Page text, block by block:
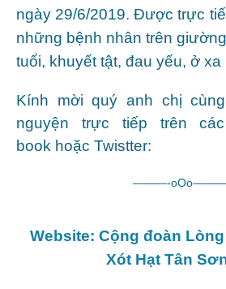
ngày 29/6/2019. Được trực
những bệnh nhân trên
tuổi, khuyết tật, đau yếu, ở
Kính mời quý anh chị
nguyện trực tiếp trên
book hoặc Twistter:
———-
Website: Cộng đoàn
Xót Hạt Tân